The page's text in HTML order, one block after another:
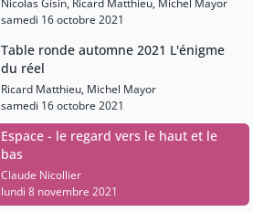
Nicolas Gisin, Ricard Matthieu, Michel Mayor
samedi 16 octobre 2021
Table ronde automne 2021 L'énigme
du réel
Ricard Matthieu, Michel Mayor
samedi 16 octobre 2021
Espace - le regard vers le haut et le
bas
Claude Nicollier
lundi 8 novembre 2021